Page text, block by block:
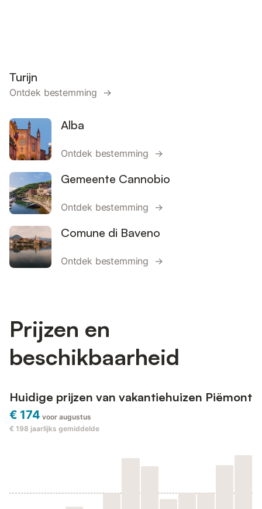
Turijn
Ontdek bestemming →
Alba
Ontdek bestemming →
Gemeente Cannobio
Ontdek bestemming →
Comune di Baveno
Ontdek bestemming →
Prijzen en
beschikbaarheid
Huidige prijzen van vakantiehuizen Piëmont
€ 174 voor augustus
€ 198 jaarlijks gemiddelde